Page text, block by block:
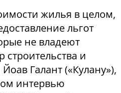
жилья в целом,
льгот
не владеют
и
Галант («Кулану»),
интервью